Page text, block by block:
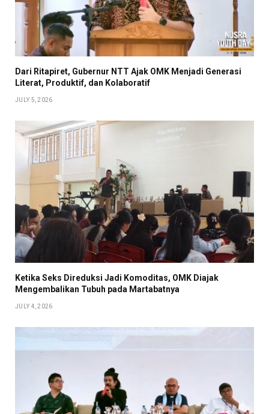
Dari Ritapiret, Gubernur NTT Ajak OMK Menjadi Generasi
Literat, Produktif, dan Kolaboratif
JULY 5, 2026
Ketika Seks Direduksi Jadi Komoditas, OMK Diajak
Mengembalikan Tubuh pada Martabatnya
JULY 4, 2026